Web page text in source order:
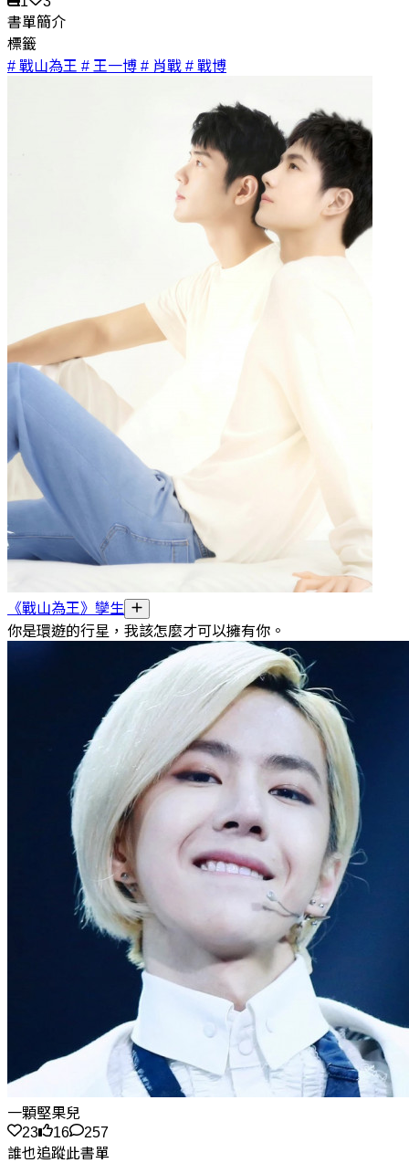
書單簡介
標籤
# 戰山為王 # 王一博 # 肖戰 # 戰博
《戰山為王》孿生
你是環遊的行星，我該怎麼才可以擁有你。
一顆堅果兒
23
16
257
誰也追蹤此書單